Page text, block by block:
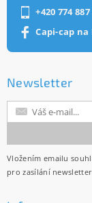
+420 774
Capi-cap
Newsletter
Vložením emailu
pro zasílání